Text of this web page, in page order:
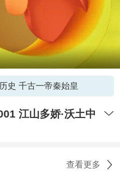
史 千古一帝秦始皇
江山多娇·沃土中
查看更多